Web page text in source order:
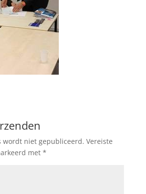
wordt niet gepubliceerd. Vereiste
met *